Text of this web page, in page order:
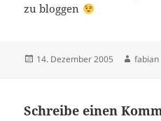
zu bloggen
Veröffentlicht
14. Dezember 2005 Autor
fabian
Schreibe einen